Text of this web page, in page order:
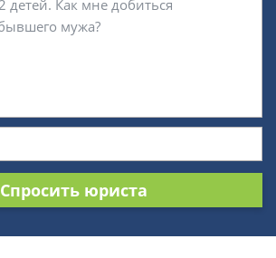
Спросить юриста